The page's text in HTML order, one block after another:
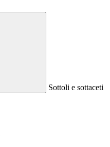
Sottoli e sottaceti